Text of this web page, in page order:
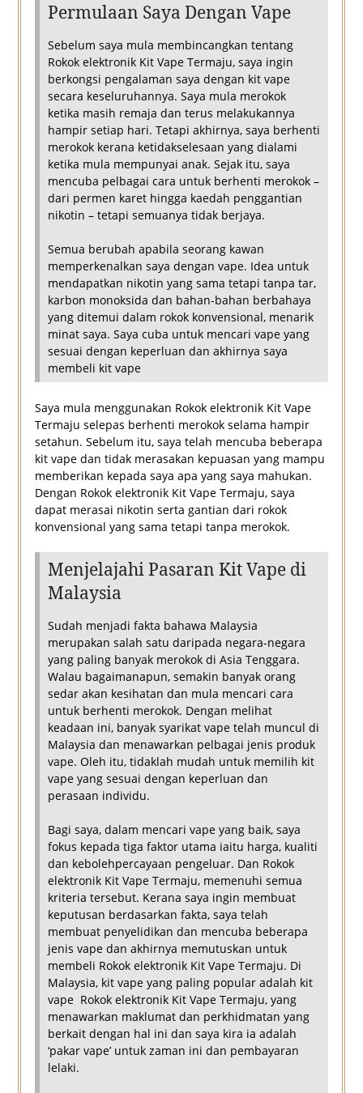
Permulaan Saya Dengan Vape
Sebelum saya mula membincangkan tentang
Rokok elektronik Kit Vape Termaju, saya ingin
berkongsi pengalaman saya dengan kit vape
secara keseluruhannya. Saya mula merokok
ketika masih remaja dan terus melakukannya
hampir setiap hari. Tetapi akhirnya, saya berhenti
merokok kerana ketidakselesaan yang dialami
ketika mula mempunyai anak. Sejak itu, saya
mencuba pelbagai cara untuk berhenti merokok –
dari permen karet hingga kaedah penggantian
nikotin – tetapi semuanya tidak berjaya.
Semua berubah apabila seorang kawan
memperkenalkan saya dengan vape. Idea untuk
mendapatkan nikotin yang sama tetapi tanpa tar,
karbon monoksida dan bahan-bahan berbahaya
yang ditemui dalam rokok konvensional, menarik
minat saya. Saya cuba untuk mencari vape yang
sesuai dengan keperluan dan akhirnya saya
membeli kit vape
Saya mula menggunakan Rokok elektronik Kit Vape
Termaju selepas berhenti merokok selama hampir
setahun. Sebelum itu, saya telah mencuba beberapa
kit vape dan tidak merasakan kepuasan yang mampu
memberikan kepada saya apa yang saya mahukan.
Dengan Rokok elektronik Kit Vape Termaju, saya
dapat merasai nikotin serta gantian dari rokok
konvensional yang sama tetapi tanpa merokok.
Menjelajahi Pasaran Kit Vape di
Malaysia
Sudah menjadi fakta bahawa Malaysia
merupakan salah satu daripada negara-negara
yang paling banyak merokok di Asia Tenggara.
Walau bagaimanapun, semakin banyak orang
sedar akan kesihatan dan mula mencari cara
untuk berhenti merokok. Dengan melihat
keadaan ini, banyak syarikat vape telah muncul di
Malaysia dan menawarkan pelbagai jenis produk
vape. Oleh itu, tidaklah mudah untuk memilih kit
vape yang sesuai dengan keperluan dan
perasaan individu.
Bagi saya, dalam mencari vape yang baik, saya
fokus kepada tiga faktor utama iaitu harga, kualiti
dan kebolehpercayaan pengeluar. Dan Rokok
elektronik Kit Vape Termaju, memenuhi semua
kriteria tersebut. Kerana saya ingin membuat
keputusan berdasarkan fakta, saya telah
membuat penyelidikan dan mencuba beberapa
jenis vape dan akhirnya memutuskan untuk
membeli Rokok elektronik Kit Vape Termaju. Di
Malaysia, kit vape yang paling popular adalah kit
vape Rokok elektronik Kit Vape Termaju, yang
menawarkan maklumat dan perkhidmatan yang
berkait dengan hal ini dan saya kira ia adalah
‘pakar vape’ untuk zaman ini dan pembayaran
lelaki.